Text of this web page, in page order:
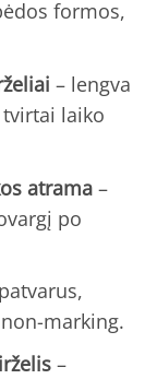
formos,
– lengva
laiko
atrama–
po
marking.
–